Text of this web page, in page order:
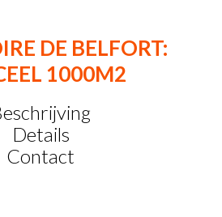
DE BELFORT:
1000M2
Details
Contact